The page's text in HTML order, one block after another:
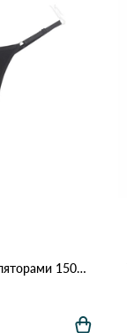
Жіночі стрінги з регуляторами 1501 Чорний